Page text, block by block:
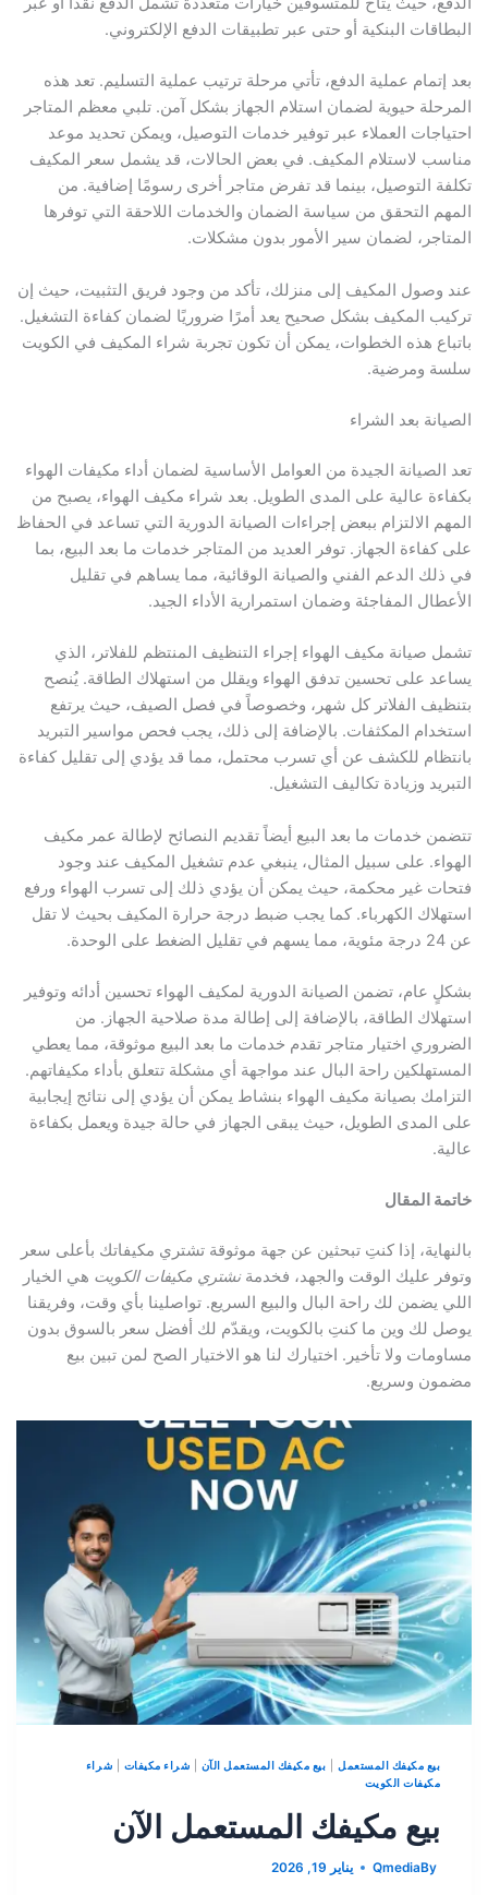
البطاقات البنكية أو حتى عبر تطبيقات الدفع الإلكتروني.
بعد إتمام عملية الدفع، تأتي مرحلة ترتيب عملية التسليم. تعد هذه
المرحلة حيوية لضمان استلام الجهاز بشكل آمن. تلبي معظم المتاجر
احتياجات العملاء عبر توفير خدمات التوصيل، ويمكن تحديد موعد
مناسب لاستلام المكيف. في بعض الحالات، قد يشمل سعر المكيف
تكلفة التوصيل، بينما قد تفرض متاجر أخرى رسومًا إضافية. من
المهم التحقق من سياسة الضمان والخدمات اللاحقة التي توفرها
المتاجر، لضمان سير الأمور بدون مشكلات.
عند وصول المكيف إلى منزلك، تأكد من وجود فريق التثبيت، حيث إن
تركيب المكيف بشكل صحيح يعد أمرًا ضروريًا لضمان كفاءة التشغيل.
باتباع هذه الخطوات، يمكن أن تكون تجربة شراء المكيف في الكويت
سلسة ومرضية.
الصيانة بعد الشراء
تعد الصيانة الجيدة من العوامل الأساسية لضمان أداء مكيفات الهواء
بكفاءة عالية على المدى الطويل. بعد شراء مكيف الهواء، يصبح من
المهم الالتزام ببعض إجراءات الصيانة الدورية التي تساعد في الحفاظ
على كفاءة الجهاز. توفر العديد من المتاجر خدمات ما بعد البيع، بما
في ذلك الدعم الفني والصيانة الوقائية، مما يساهم في تقليل
الأعطال المفاجئة وضمان استمرارية الأداء الجيد.
تشمل صيانة مكيف الهواء إجراء التنظيف المنتظم للفلاتر، الذي
يساعد على تحسين تدفق الهواء ويقلل من استهلاك الطاقة. يُنصح
بتنظيف الفلاتر كل شهر، وخصوصاً في فصل الصيف، حيث يرتفع
استخدام المكثفات. بالإضافة إلى ذلك، يجب فحص مواسير التبريد
بانتظام للكشف عن أي تسرب محتمل، مما قد يؤدي إلى تقليل كفاءة
التبريد وزيادة تكاليف التشغيل.
تتضمن خدمات ما بعد البيع أيضاً تقديم النصائح لإطالة عمر مكيف
الهواء. على سبيل المثال، ينبغي عدم تشغيل المكيف عند وجود
فتحات غير محكمة، حيث يمكن أن يؤدي ذلك إلى تسرب الهواء ورفع
استهلاك الكهرباء. كما يجب ضبط درجة حرارة المكيف بحيث لا تقل
عن 24 درجة مئوية، مما يسهم في تقليل الضغط على الوحدة.
بشكلٍ عام، تضمن الصيانة الدورية لمكيف الهواء تحسين أدائه وتوفير
استهلاك الطاقة، بالإضافة إلى إطالة مدة صلاحية الجهاز. من
الضروري اختيار متاجر تقدم خدمات ما بعد البيع موثوقة، مما يعطي
المستهلكين راحة البال عند مواجهة أي مشكلة تتعلق بأداء مكيفاتهم.
التزامك بصيانة مكيف الهواء بنشاط يمكن أن يؤدي إلى نتائج إيجابية
على المدى الطويل، حيث يبقى الجهاز في حالة جيدة ويعمل بكفاءة
عالية.
خاتمة المقال
بالنهاية، إذا كنتِ تبحثين عن جهة موثوقة تشتري مكيفاتك بأعلى سعر
وتوفر عليك الوقت والجهد، فخدمةنشتري مكيفات الكويت هي الخيار
اللي يضمن لك راحة البال والبيع السريع. تواصلينا بأي وقت، وفريقنا
يوصل لك وين ما كنتِ بالكويت، ويقدّم لك أفضل سعر بالسوق بدون
مساومات ولا تأخير. اختيارك لنا هو الاختيار الصح لمن تبين بيع
مضمون وسريع.
بيع مكيفك المستعمل| بيع مكيفك المستعمل الآن شراء مكيفات
شراء
مكيفات الكويت
بيع مكيفك المستعمل الآن
By
Qmedia يناير 19, 2026